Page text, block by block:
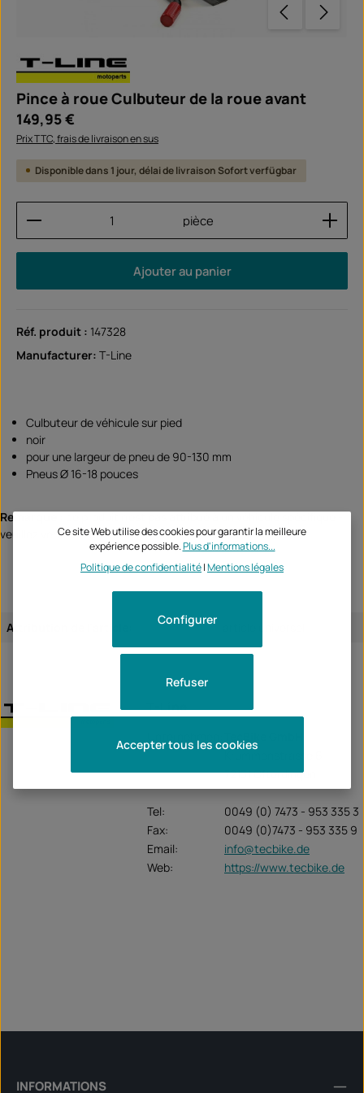
Pince à roue Culbuteur de la roue avant
Prix régulier :
149,95 €
Prix TTC, frais de livraison en sus
Disponible dans 1 jour, délai de livraison Sofort verfügbar
Quantité de produit : Entrez la quantité
pièce
Ajouter au panier
Réf. produit : 147328
Manufacturer: T-Line
Culbuteur de véhicule sur pied
noir
pour une largeur de pneu de 90-130 mm
Pneus Ø 16-18 pouces
Remarque :ce produit n'est pas attribué à un véhicule spécifique -
veuillez vérifier si cet article convient et/ou est nécessaire.
Attribution de l'article:
T-Line
Krummenstrasse 6
72131 Ofterdingen
Tel:
0049 (0) 7473 - 953 335 3
Fax:
0049 (0)7473 - 953 335 9
Email:
info@tecbike.de
Web:
https://www.tecbike.de
INFORMATIONS
Ce site Web utilise des cookies pour garantir la meilleure
expérience possible.Plus d'informations...
Politique de confidentialité|Mentions légales
Refuser
Configurer
Accepter tous les cookies